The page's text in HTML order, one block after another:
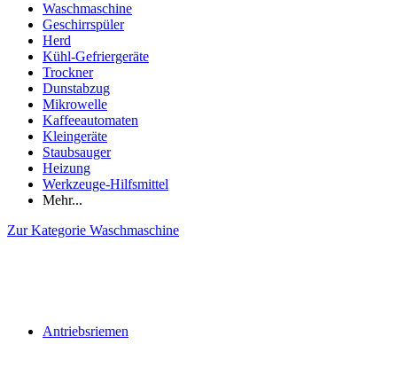
Waschmaschine
Geschirrspüler
Herd
Kühl-Gefriergeräte
Trockner
Dunstabzug
Mikrowelle
Kaffeeautomaten
Kleingeräte
Staubsauger
Heizung
Werkzeuge-Hilfsmittel
Mehr...
Zur Kategorie Waschmaschine
Antriebsriemen